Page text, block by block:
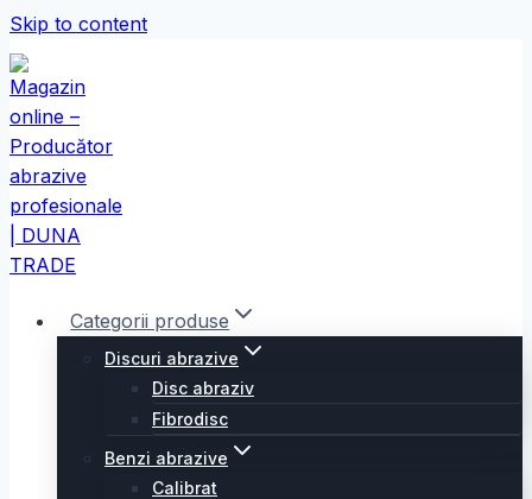
Skip to content
Categorii produse
Discuri abrazive
Disc abraziv
Fibrodisc
Benzi abrazive
Calibrat